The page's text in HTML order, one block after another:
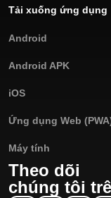
Tải xuống ứng dụng
Android
Android APK
iOS
Ứng dụng Web
Máy tính
Theo dõi
chúng tôi